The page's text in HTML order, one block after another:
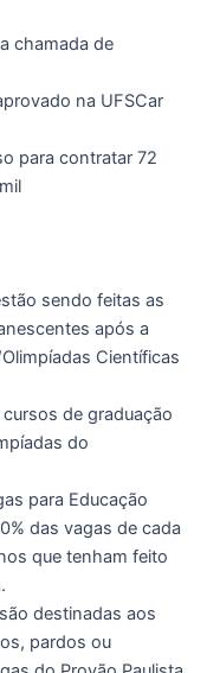
chamada de
na UFSCar
para contratar 72
sendo feitas as
após a
Científicas
de graduação
do
para Educação
das vagas de cada
que tenham feito
destinadas aos
pardos ou